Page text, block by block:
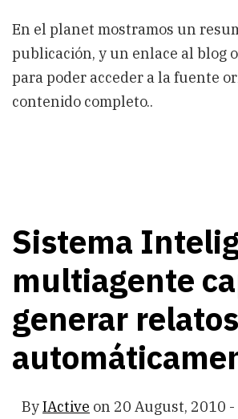
En el planet mostramos un
publicación, y un enlace al blog
para poder acceder a la fuente
contenido completo..
Sistema
multiagente
generar relatos
ByIActive on 20 August, 2010 -